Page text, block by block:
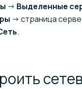
→ Выделенные
→ страница
.